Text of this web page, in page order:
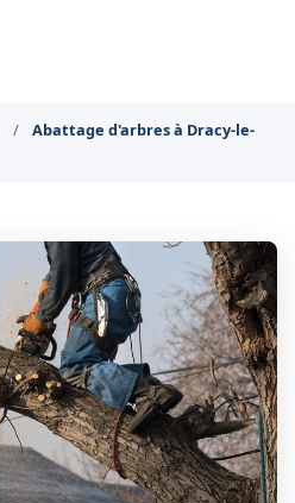
/
Abattage d'arbres à Dracy-le-